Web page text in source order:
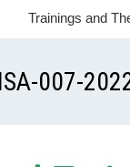
Trainings and
007-